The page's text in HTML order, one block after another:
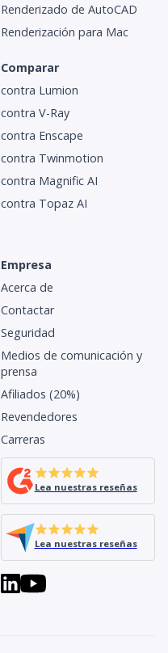
Renderizado de AutoCAD
Renderización para Mac
Comparar
contra Lumion
contra V-Ray
contra Enscape
contra Twinmotion
contra Magnific AI
contra Topaz AI
Empresa
Acerca de
Contactar
Seguridad
Medios de comunicación y
prensa
Afiliados (20%)
Revendedores
Carreras
Lea nuestras reseñas
Lea nuestras reseñas